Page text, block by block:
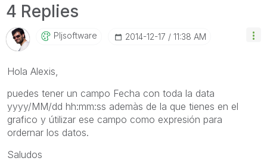
4 Replies
Pljsoftware ‎2014-12-17 11:38 AM
Hola Alexis,
puedes tener un campo Fecha con toda la data
yyyy/MM/dd hh:mm:ss ademàs de la que tienes en el
grafico y útilizar ese campo como expresión para
ordernar los datos.
Saludos